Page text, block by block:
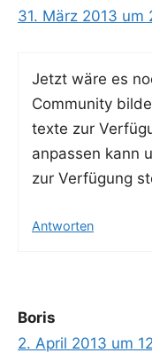
31. März 2013 um
Jetzt wäre es
Com­mu­ni­ty
tex­te zur
anpas­sen kann
zur Ver­fü­gung
Antworten
Boris
2. April 2013 um